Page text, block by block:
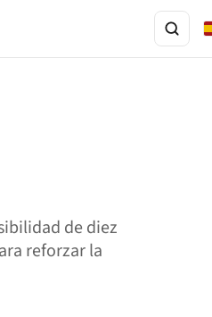
de diez
reforzar la